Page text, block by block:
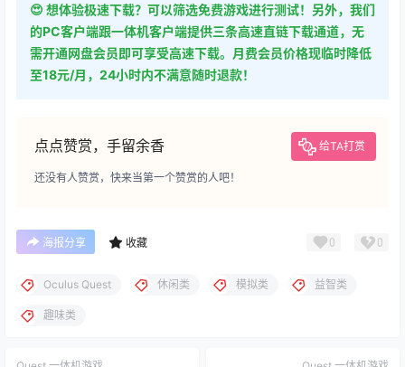
😍 想体验极速下载？可以筛选免费游戏进行测试！另外，我们
的PC客户端跟一体机客户端提供三条高速直链下载通道，无
需开通网盘会员即可享受高速下载。月费会员价格现临时降低
至18元/月，24小时内不满意随时退款！
点点赞赏，手留余香 给TA打赏
还没有人赞赏，快来当第一个赞赏的人吧！
海报分享 收藏 0 0
Oculus Quest 休闲类 模拟类 益智类
趣味类